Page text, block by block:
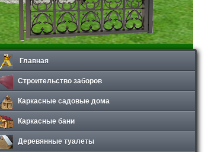
Главная
Строительство заборов
Каркасные садовые дома
Каркасные бани
Деревянные туалеты